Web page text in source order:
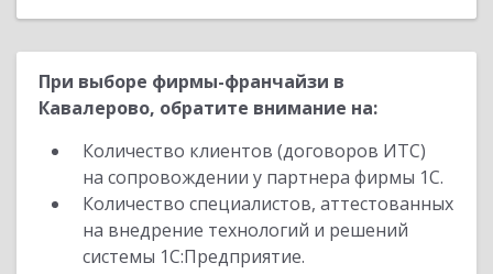
При выборе фирмы-франчайзи в
Кавалерово, обратите внимание на:
Количество клиентов (договоров ИТС)
на сопровождении у партнера фирмы 1С.
Количество специалистов, аттестованных
на внедрение технологий и решений
системы 1С:Предприятие.